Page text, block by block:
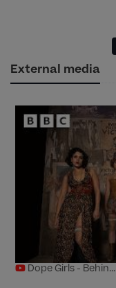
External media
Dope Girls - Behin...